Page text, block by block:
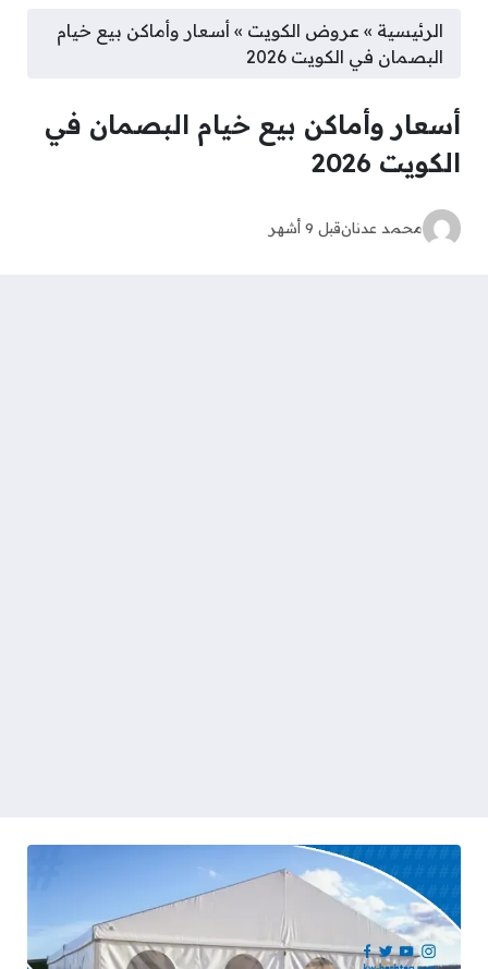
الرئيسية » عروض الكويت » أسعار وأماكن بيع خيام
البصمان في الكويت 2026
أسعار وأماكن بيع خيام البصمان في
الكويت 2026
محمد عدنانقبل 9 أشهر